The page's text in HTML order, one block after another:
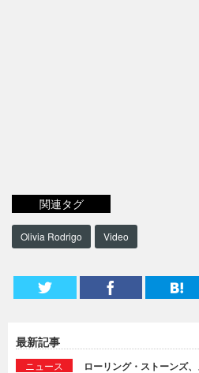
関連タグ
Olivia Rodrigo Video
最新記事
ニュース ローリング・ストーンズ